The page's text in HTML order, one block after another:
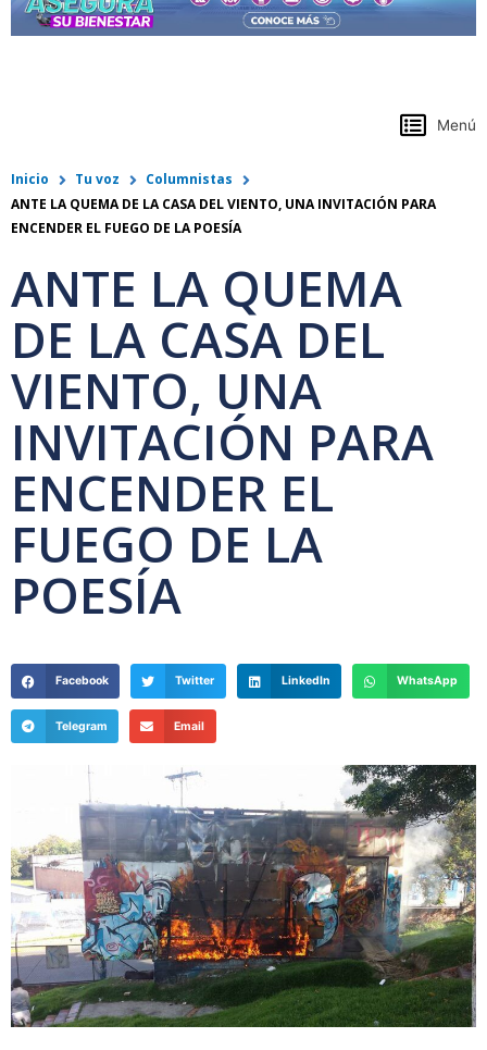
Menú
Inicio Tu voz
Columnistas
ANTE LA QUEMA DE LA CASA DEL VIENTO, UNA INVITACIÓN PARA
ENCENDER EL FUEGO DE LA POESÍA
ANTE LA QUEMA
DE LA CASA DEL
VIENTO, UNA
INVITACIÓN PARA
ENCENDER EL
FUEGO DE LA
POESÍA
Facebook Twitter LinkedIn WhatsApp
Telegram Email